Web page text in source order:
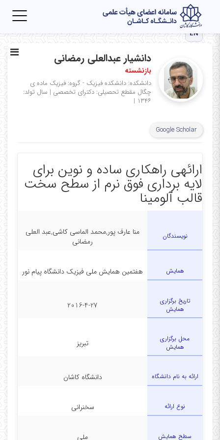
EN
دانشیار عبدالعلی رمضانی
بازنشسته
دانشکده: دانشکده فیزیک - گروه: فیزیک ماده ی
چگال مقطع تحصیلی: دکترای تخصصی | سال تولد:
۱۳۴۶ |
Google Scholar
ارائهی راهکاری ساده و نوین برای
لایه برداری فوق نرم از سطح سخت
قالب آلومینا
نویسندگان
منا عارف پور,محمد الماسی کاشی,عبد العلی
رمضانی
همایش هفتمین همایش ملی فیزیک دانشگاه پیام نور
تاریخ برگزاری
همایش
2016-4-27
محل برگزاری
همایش
تبریز
ارائه به نام دانشگاه دانشگاه کاشان
نوع ارائه سخنرانی
سطح همایش ملی